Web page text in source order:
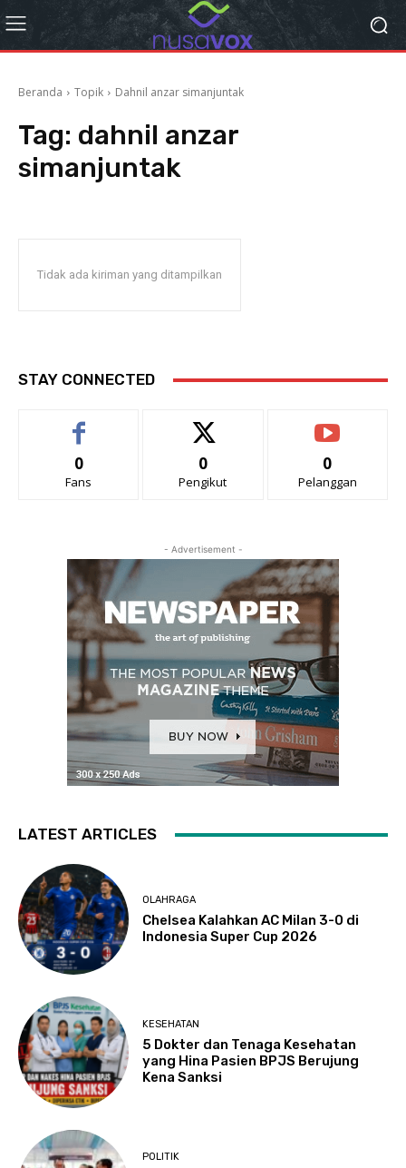
Beranda Topik Dahnil anzar simanjuntak
Tag: dahnil anzar
simanjuntak
Tidak ada kiriman yang ditampilkan
STAY CONNECTED
0
Fans
0
Pengikut
0
Pelanggan
- Advertisement -
LATEST ARTICLES
OLAHRAGA
Chelsea Kalahkan AC Milan 3-0 di
Indonesia Super Cup 2026
KESEHATAN
5 Dokter dan Tenaga Kesehatan
yang Hina Pasien BPJS Berujung
Kena Sanksi
POLITIK